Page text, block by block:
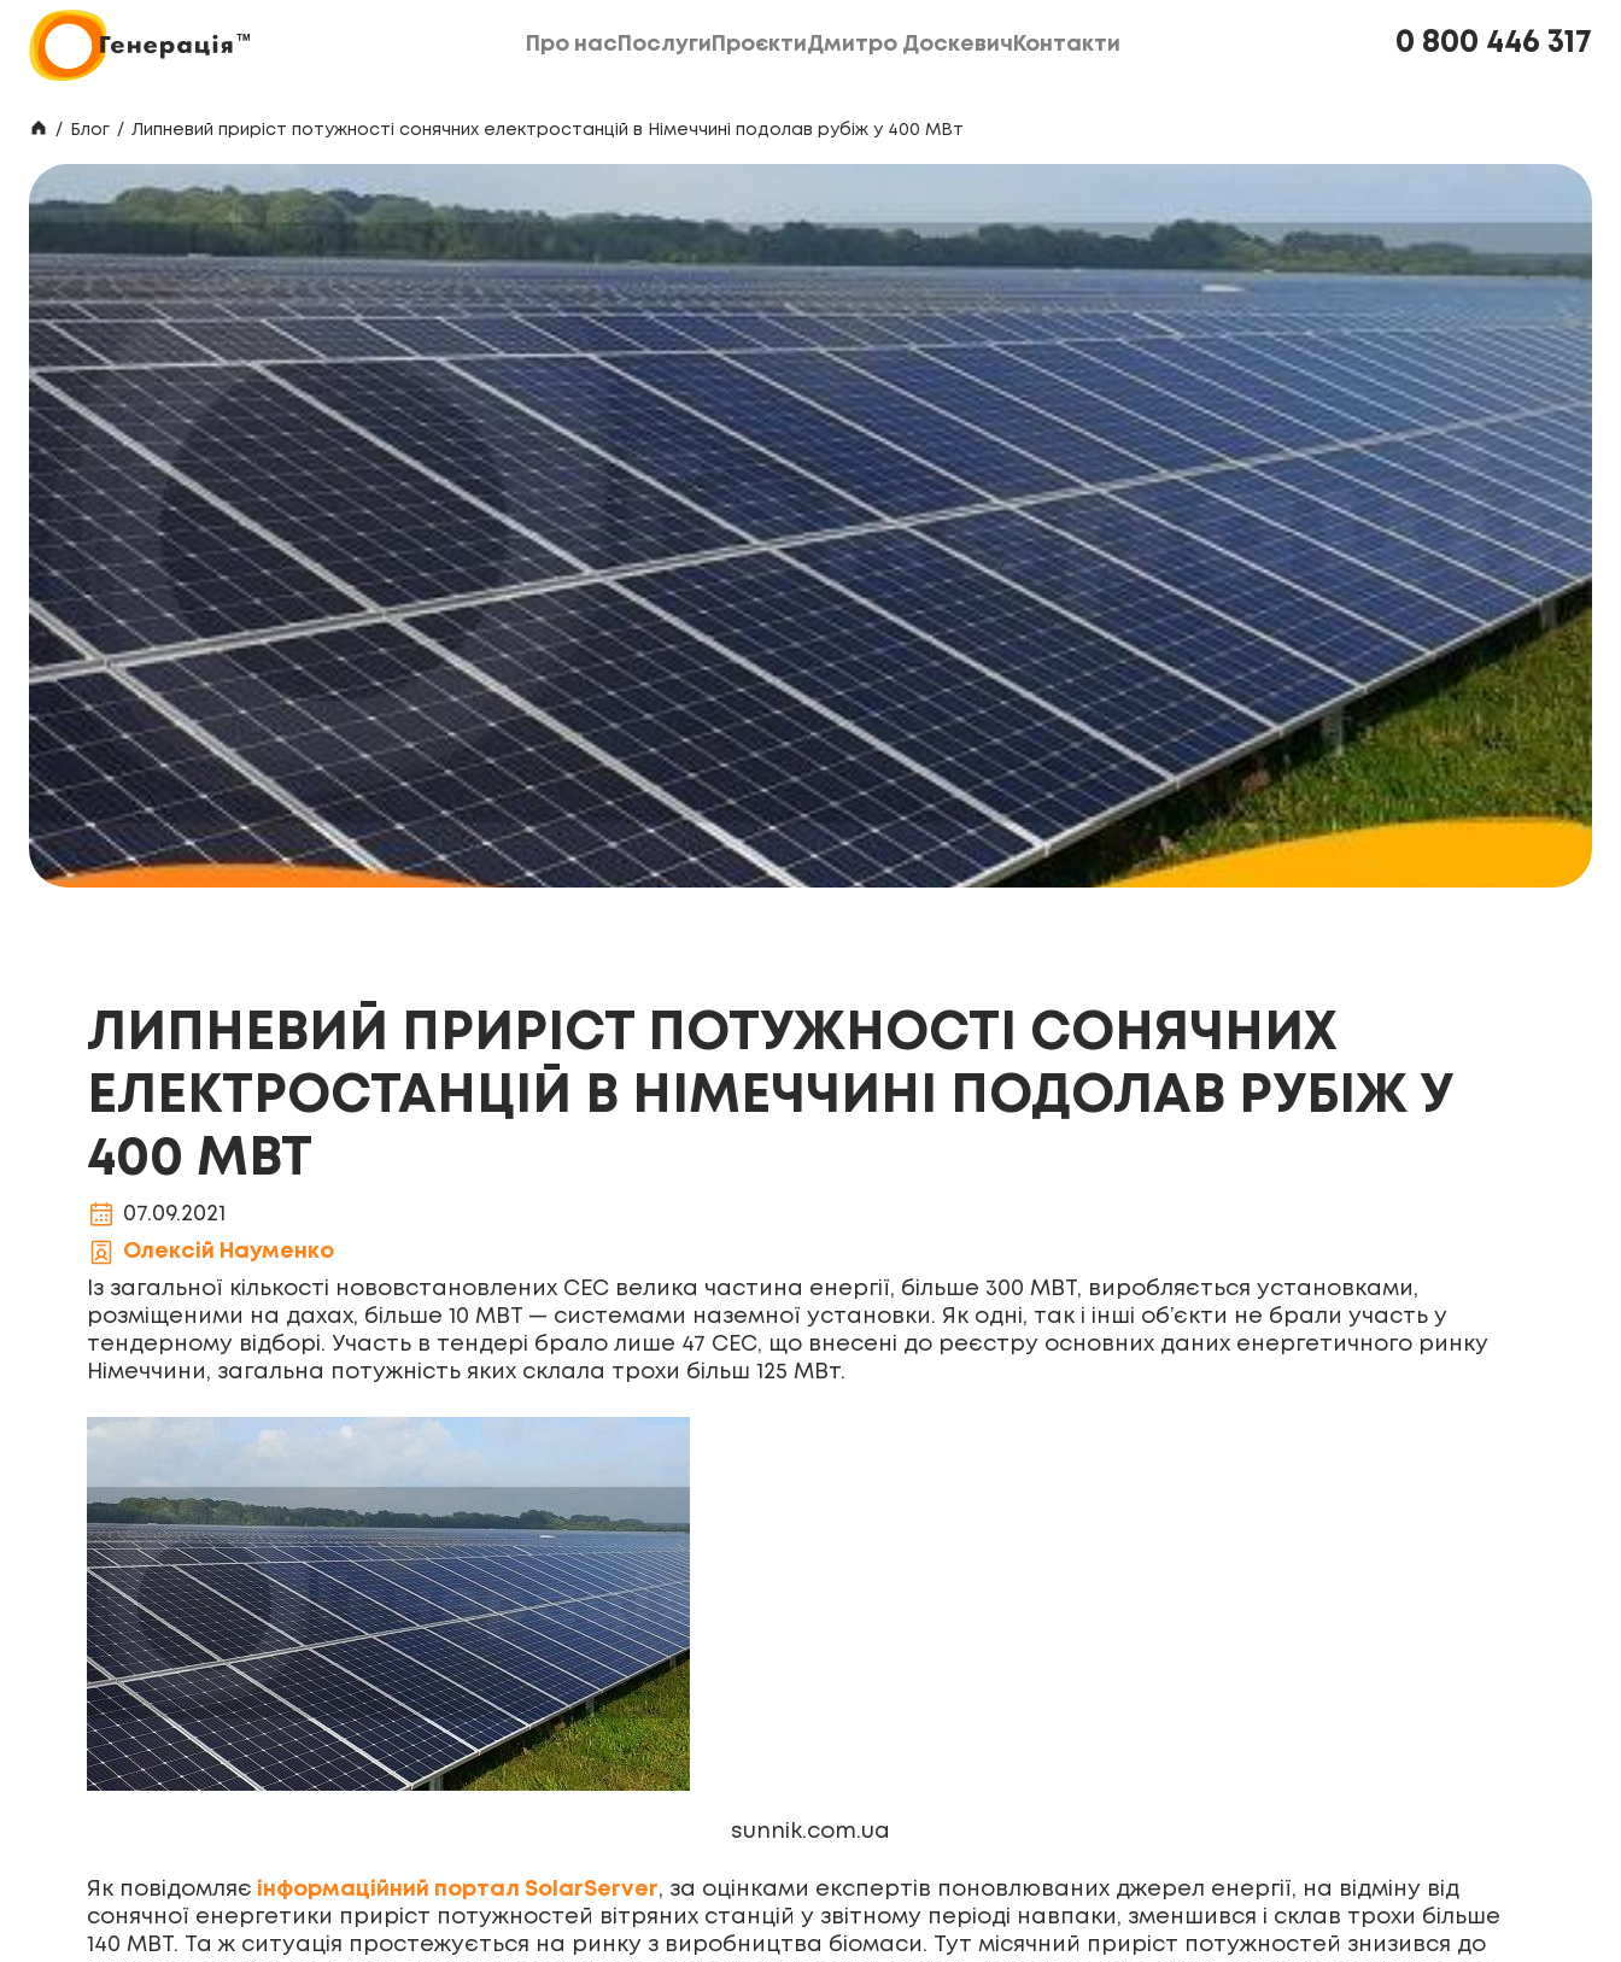
Про нас Послуги ПроєктиДмитро Доскевич Контакти
0 800 446 317
/ Блог / Липневий приріст потужності сонячних електростанцій в Німеччині подолав рубіж у 400 МВт
ЛИПНЕВИЙ ПРИРІСТ ПОТУЖНОСТІ СОНЯЧНИХ
ЕЛЕКТРОСТАНЦІЙ В НІМЕЧЧИНІ ПОДОЛАВ РУБІЖ У
400 МВТ
07.09.2021
Олексій Науменко
Із загальної кількості нововстановлених СЕС велика частина енергії, більше 300 МВТ, виробляється установками,
розміщеними на дахах, більше 10 МВТ — системами наземної установки. Як одні, так і інші об’єкти не брали участь у
тендерному відборі. Участь в тендері брало лише 47 СЕС, що внесені до реєстру основних даних енергетичного ринку
Німеччини, загальна потужність яких склала трохи більш 125 МВт.
sunnik.com.ua
Як повідомляє інформаційний портал SolarServer, за оцінками експертів поновлюваних джерел енергії, на відміну від
сонячної енергетики приріст потужностей вітряних станцій у звітному періоді навпаки, зменшився і склав трохи більше
140 МВТ. Та ж ситуація простежується на ринку з виробництва біомаси. Тут місячний приріст потужностей знизився до